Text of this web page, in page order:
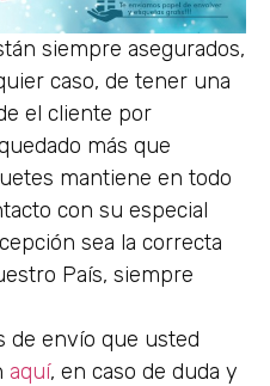
siempre asegurados,
caso, de tener una
el cliente por
más que
mantiene en todo
con su especial
sea la correcta
País, siempre
de envío que usted
aquí, en caso de duda y